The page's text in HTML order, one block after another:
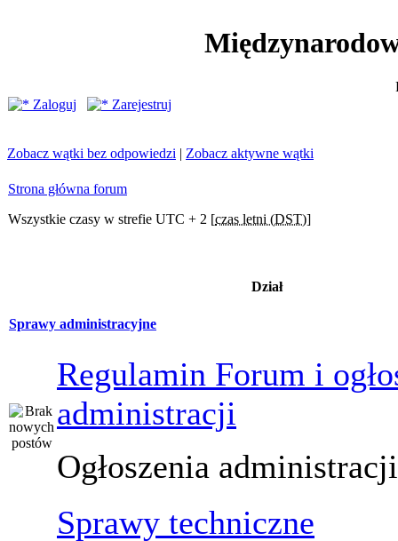
Zaloguj
Zarejestruj
Zobacz wątki bez odpowiedzi | Zobacz aktywne wątki
Strona główna forum
Wszystkie czasy w strefie UTC + 2 [czas letni (DST)]
Dział
Sprawy administracyjne
Regulamin Forum i
administracji
Ogłoszenia
Sprawy techniczne